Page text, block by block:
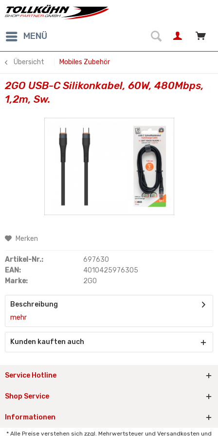
MENÜ
Übersicht Mobiles Zubehör
2GO USB-C Silikonkabel, 60W, 480Mbps,
1,2m, Sw.
Merken
Artikel-Nr.:
697630
EAN:
4010425976305
Marke:
2GO
Beschreibung
mehr
Kunden kauften auch
Service Hotline
Shop Service
Informationen
* Alle Preise verstehen sich zzgl. Mehrwertsteuer und Versandkosten und